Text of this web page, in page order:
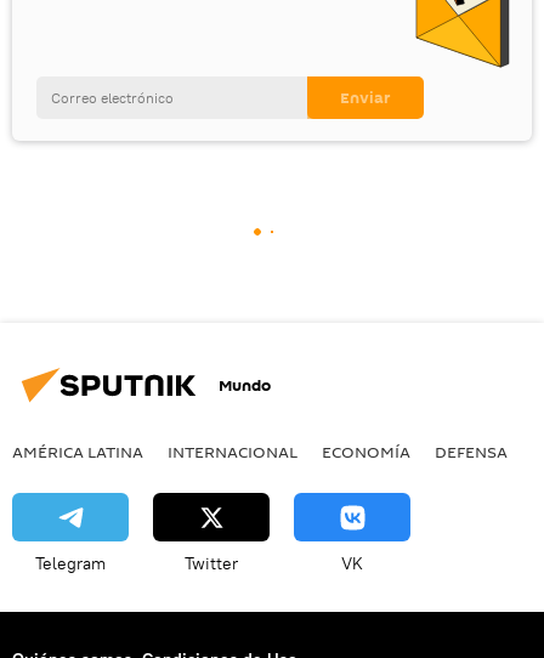
Mundo
AMÉRICA LATINA INTERNACIONAL ECONOMÍA DEFENSA
Telegram Twitter VK